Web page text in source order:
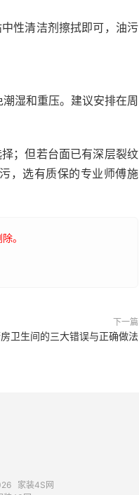
性清洁剂擦拭即可，油污
湿和重压。建议安排在周
；但若台面已有深层裂纹
，选有质保的专业师傅施
。
下一篇
卫生间的三大错误与正确做法
家装4S网